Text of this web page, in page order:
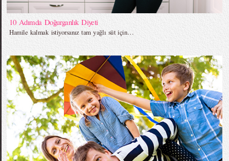
10 Adımda Doğurganlık Diyeti
Hamile kalmak istiyorsanız tam yağlı süt için…